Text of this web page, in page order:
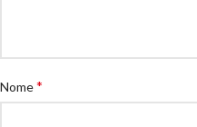
Nome*